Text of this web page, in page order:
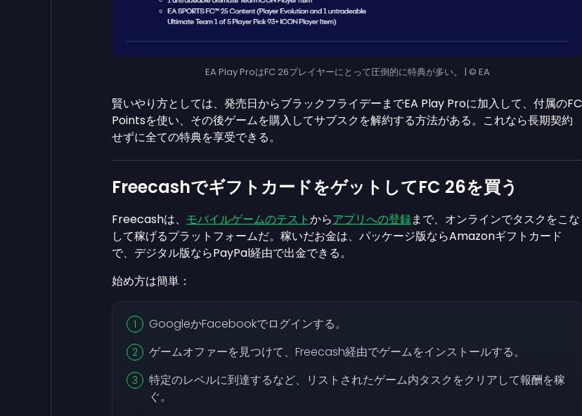
EA Play ProはFC 26プレイヤーにとって圧倒的に特典が多い。 | © EA
賢いやり方としては、発売日からブラックフライデーまでEA Play Proに加入して、付属のFC
Pointsを使い、その後ゲームを購入してサブスクを解約する方法がある。これなら長期契約
せずに全ての特典を享受できる。
FreecashでギフトカードをゲットしてFC 26を買う
Freecashは、 モバイルゲームのテストからアプリへの登録まで、オンラインでタスクをこな
して稼げるプラットフォームだ。稼いだお金は、パッケージ版ならAmazonギフトカード
で、デジタル版ならPayPal経由で出金できる。
始め方は簡単：
GoogleかFacebookでログインする。
ゲームオファーを見つけて、Freecash経由でゲームをインストールする。
特定のレベルに到達するなど、リストされたゲーム内タスクをクリアして報酬を稼
ぐ。